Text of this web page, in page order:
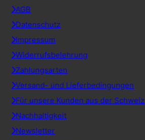
AGB
Datenschutz
Impressum
Widerrufsbelehrung
Zahlungsarten
Versand- und Lieferbedingungen
Für unsere Kunden aus der Schweiz
Nachhaltigkeit
Newsletter